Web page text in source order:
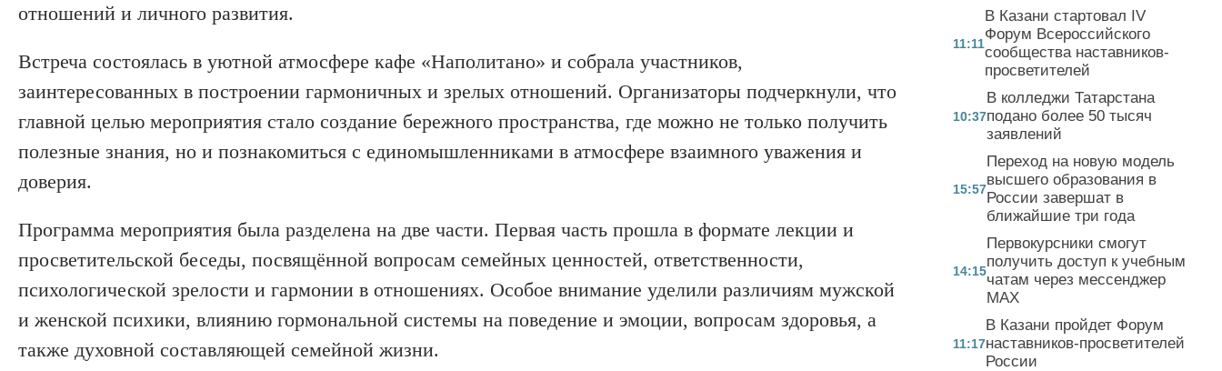
отношений и личного развития.
Встреча состоялась в уютной атмосфере кафе «Наполитано» и собрала участников,
заинтересованных в построении гармоничных и зрелых отношений. Организаторы подчеркнули, что
главной целью мероприятия стало создание бережного пространства, где можно не только получить
полезные знания, но и познакомиться с единомышленниками в атмосфере взаимного уважения и
доверия.
Программа мероприятия была разделена на две части. Первая часть прошла в формате лекции и
просветительской беседы, посвящённой вопросам семейных ценностей, ответственности,
психологической зрелости и гармонии в отношениях. Особое внимание уделили различиям мужской
и женской психики, влиянию гормональной системы на поведение и эмоции, вопросам здоровья, а
также духовной составляющей семейной жизни.
11:11
В Казани стартовал IV
Форум Всероссийского
сообщества наставников-
просветителей
10:37
В колледжи Татарстана
подано более 50 тысяч
заявлений
15:57
Переход на новую модель
высшего образования в
России завершат в
ближайшие три года
14:15
Первокурсники смогут
получить доступ к учебным
чатам через мессенджер
MAX
11:17
В Казани пройдет Форум
наставников-просветителей
России